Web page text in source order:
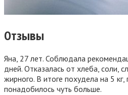
Отзывы
Яна, 27 лет. Соблюдала
дней. Отказалась от хлеба, соли,
жирного. В итоге похудела на 5
понадобилось чуть больше.